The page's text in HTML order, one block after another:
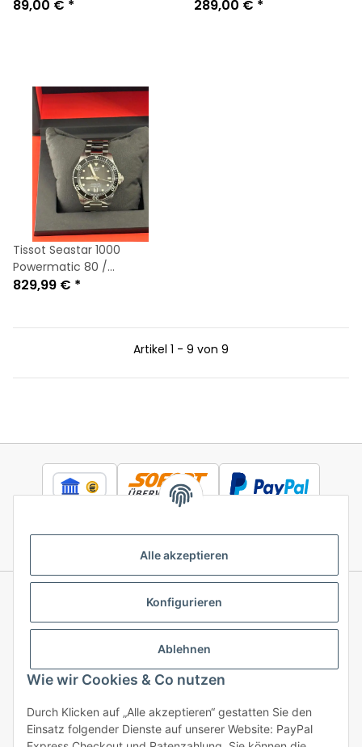
Alle akzeptieren
Konfigurieren
Ablehnen
Wie wir Cookies & Co nutzen
Durch Klicken auf „Alle akzeptieren“ gestatten Sie den
Einsatz folgender Dienste auf unserer Website: PayPal
Neu
89,00 € *
Damen Armband Uhr
289,00 € *
Tissot Seastar 1000
Powermatic 80 /
Automatik / Brandneu &
829,99 € *
Artikel 1 - 9 von 9
Informationen
Gesetzliche Informationen
Vertrag widerrufen